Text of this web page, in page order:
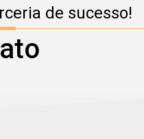
de sucesso!